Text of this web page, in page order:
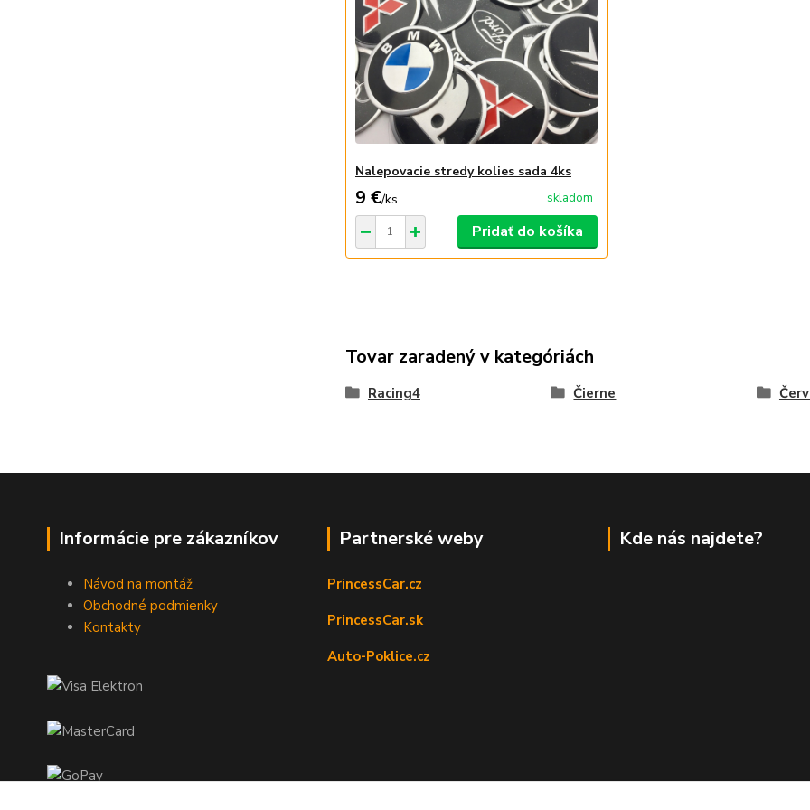
Nalepovacie stredy kolies sada 4ks
9 €/ks skladom
Pridať do košíka
Tovar zaradený v kategóriách
Racing4 Čierne
Informácie pre zákazníkov
Návod na montáž
Obchodné podmienky
Kontakty
Partnerské weby
PrincessCar.cz
PrincessCar.sk
Auto-Poklice.cz
Kde nás najdete?